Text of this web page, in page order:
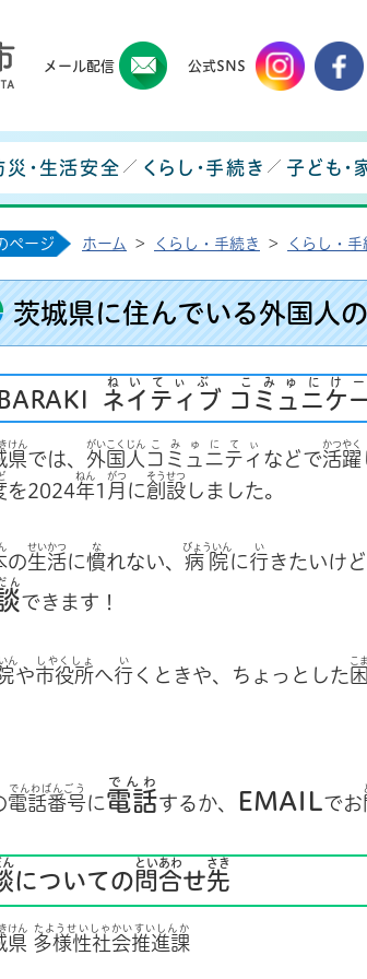
メール配信
鉾田市メー
公式SNS
災・生活安全 くらし・手続き 子ども・
ページ ホーム > くらし・手続き > くらし・
茨城県に住んでいる外国人
IBARAKI ネイティブ コミュニケ
ねいてぃぶ こみゅにけ
県
けん
では、 外国人
がいこくじん
コミュニティ
こみゅにてぃ
などで活躍
かつやく
を2024年
ねん
1 月
がつ
に創設
そうせつ
しました。
の生活
せいかつ
に慣
な
れない、 病院
びょういん
に行
い
きたいけど
ん
できます！
ん
や市役所
しやくしょ
へ行
い
くときや、ちょっとした 困
こま
電話番号
でんわばんごう
に電話
でんわ
するか、 EMAILでお
ん
についての問合
といあわ
せ先
さき
県
けん
多様性社会推進課
たようせいしゃかいすいしんか